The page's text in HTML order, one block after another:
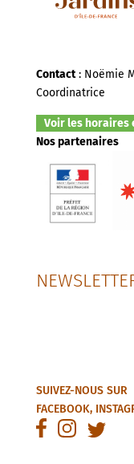
Contact: Noëmie
Coordinatrice
Voir les horaires
Nos partenaires
SUIVEZ-NOUS SUR
FACEBOOK,